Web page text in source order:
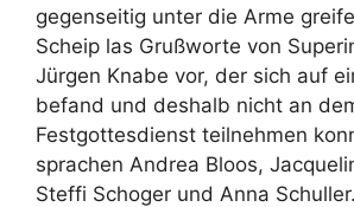
gegenseitig unter die Arme
Scheip las Grußworte von
Jürgen Knabe vor, der sich auf
befand und deshalb nicht an
Festgottesdienst teilnehmen
sprachen Andrea Bloos,
Steffi Schoger und Anna Schuller.